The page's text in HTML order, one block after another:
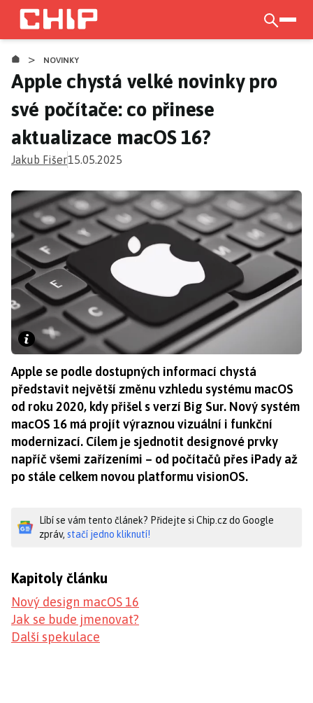
Přejít
hlavnímu
obsahu
> NOVINKY
Apple chystá velké novinky pro
své počítače: co přinese
aktualizace macOS 16?
Jakub Fišer15.05.2025
Apple se podle dostupných informací chystá
představit největší změnu vzhledu systému macOS
od roku 2020, kdy přišel s verzí Big Sur. Nový systém
macOS 16 má projít výraznou vizuální i funkční
modernizací. Cílem je sjednotit designové prvky
napříč všemi zařízeními – od počítačů přes iPady až
po stále celkem novou platformu visionOS.
Líbí se vám tento článek? Přidejte si Chip.cz do Google
zpráv, stačí jedno kliknutí!
Kapitoly článku
Nový design macOS 16
Jak se bude jmenovat?
Další spekulace